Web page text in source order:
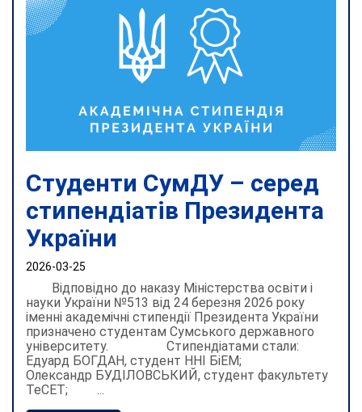
Студенти СумДУ – серед
стипендіатів Президента
України
2026-03-25
Відповідно до наказу Міністерства освіти і
науки України №513 від 24 березня 2026 року
іменні академічні стипендії Президента України
призначено студентам Сумського державного
університету. Стипендіатами стали:
Едуард БОГДАН, студент ННІ БіЕМ;
Олександр БУДІЛОВСЬКИЙ, студент факультету
ТеСЕТ; ...